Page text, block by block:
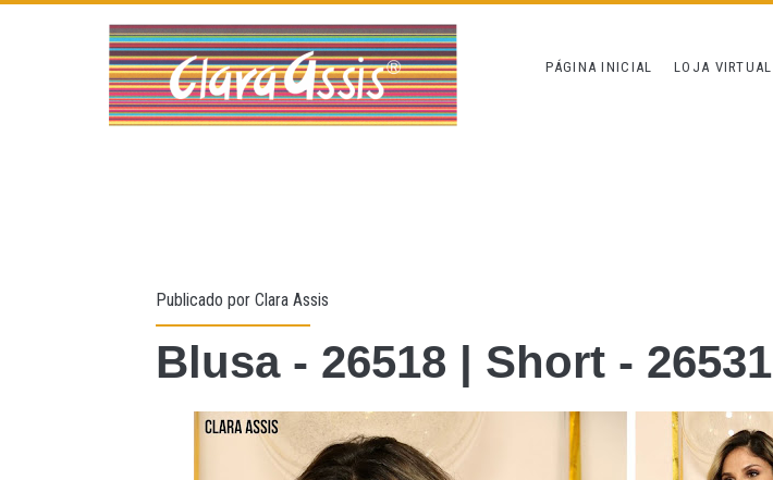
PÁGINA INICIAL LOJA VIRTUAL
Publicado porClara Assis
Blusa - 26518 | Short - 26531